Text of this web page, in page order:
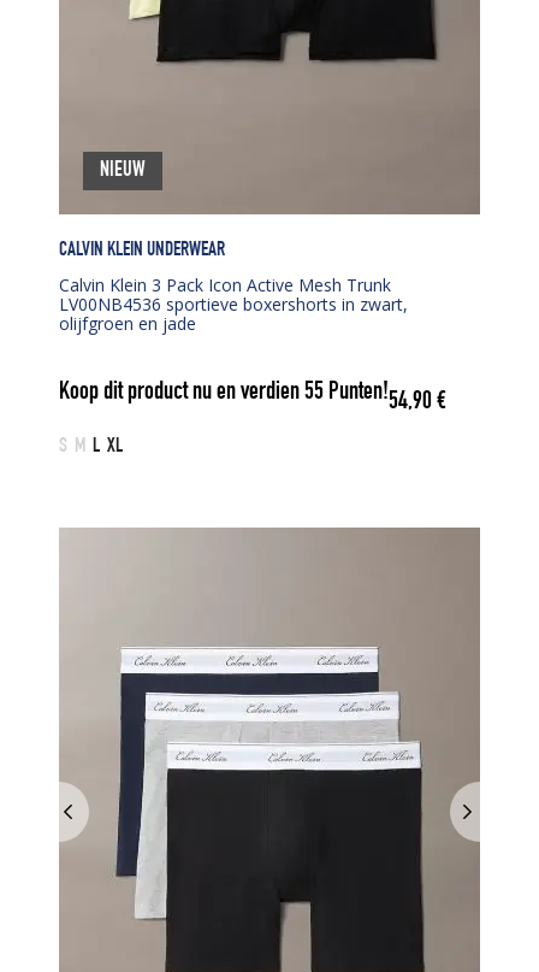
CALVIN KLEIN UNDERWEAR
Calvin Klein 3 Pack Icon Active Mesh Trunk
LV00NB4536 sportieve boxershorts in zwart,
olijfgroen en jade
Koop dit product nu en verdien55 Punten!54,90€
S M L XL
NIEUW